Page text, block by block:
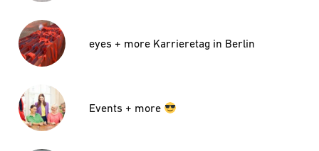
eyes + more Karrieretag in Berlin
Events + more